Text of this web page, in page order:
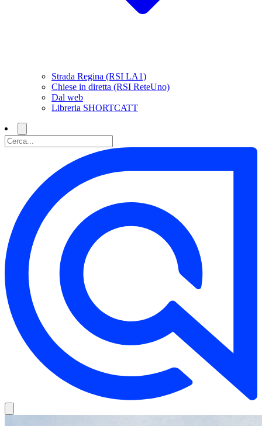
Strada Regina (RSI LA1)
Chiese in diretta (RSI ReteUno)
Dal web
Libreria SHORTCATT